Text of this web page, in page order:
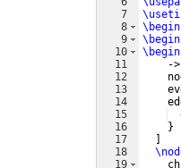
7
8
9
10
11
12
13
14
15
16
17
18
19
\begin
\begin
\begin
-
}